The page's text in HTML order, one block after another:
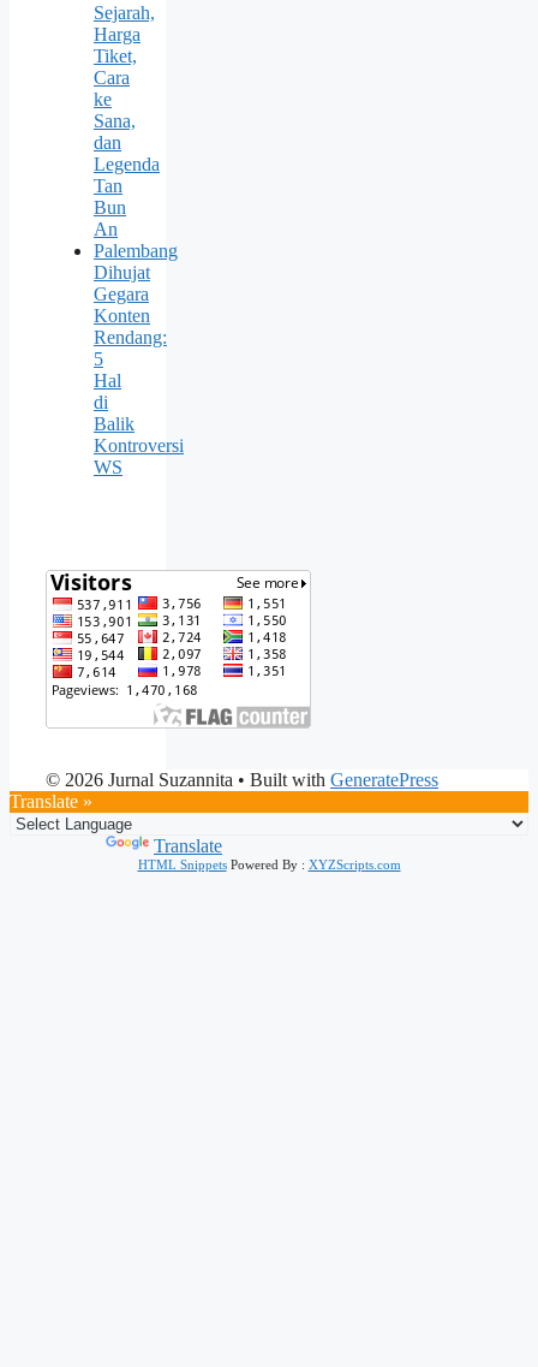
Sejarah,
Harga
Tiket,
Cara
ke
Sana,
dan
Legenda
Tan
Bun
An
Palembang
Dihujat
Gegara
Konten
Rendang:
5
Hal
di
Balik
Kontroversi
WS
© 2026 Jurnal Suzannita • Built with GeneratePress
Translate »
Translate
HTML SnippetsPowered By : XYZScripts.com